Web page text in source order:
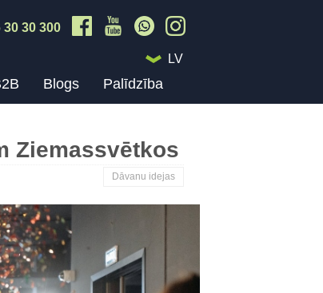
30 30 300
LV
Blogs Palīdzība
Ziemassvētkos
Dāvanu idejas